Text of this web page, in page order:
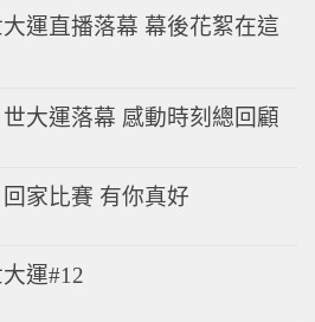
運直播落幕 幕後花絮在這
大運落幕 感動時刻總回顧
家比賽 有你真好
運#12